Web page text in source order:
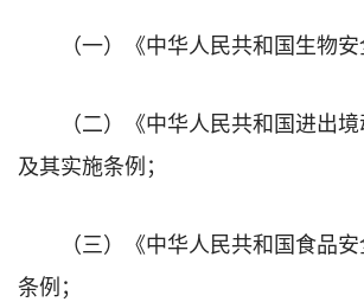
（一）《中华人民共和国生物安
（二）《中华人民共和国进出
及其实施条例；
（三）《中华人民共和国食品
条例；